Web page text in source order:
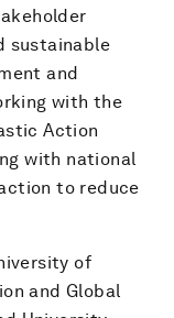
sustainable
and
with the
Action
with national
to reduce
of
and Global